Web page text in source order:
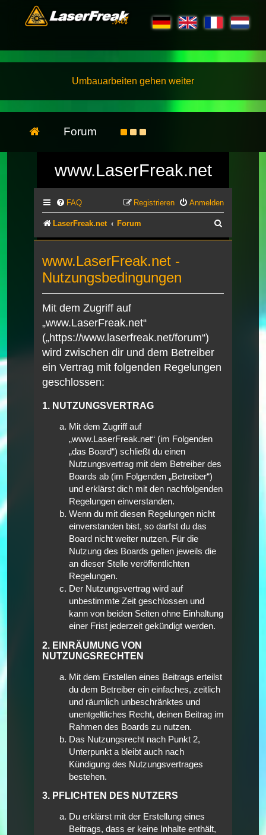
Umbauarbeiten gehen weiter
Forum
www.LaserFreak.net
FAQ Anmelden
Registrieren
LaserFreak.net Forum
www.LaserFreak.net -
Nutzungsbedingungen
Mit dem Zugriff auf
„www.LaserFreak.net“
(„https://www.laserfreak.net/forum“)
wird zwischen dir und dem Betreiber
ein Vertrag mit folgenden Regelungen
geschlossen:
1. NUTZUNGSVERTRAG
Mit dem Zugriff auf
„www.LaserFreak.net“ (im Folgenden
„das Board“) schließt du einen
Nutzungsvertrag mit dem Betreiber des
Boards ab (im Folgenden „Betreiber“)
und erklärst dich mit den nachfolgenden
Regelungen einverstanden.
Wenn du mit diesen Regelungen nicht
einverstanden bist, so darfst du das
Board nicht weiter nutzen. Für die
Nutzung des Boards gelten jeweils die
an dieser Stelle veröffentlichten
Regelungen.
Der Nutzungsvertrag wird auf
unbestimmte Zeit geschlossen und
kann von beiden Seiten ohne Einhaltung
einer Frist jederzeit gekündigt werden.
2. EINRÄUMUNG VON
NUTZUNGSRECHTEN
Mit dem Erstellen eines Beitrags erteilst
du dem Betreiber ein einfaches, zeitlich
und räumlich unbeschränktes und
unentgeltliches Recht, deinen Beitrag im
Rahmen des Boards zu nutzen.
Das Nutzungsrecht nach Punkt 2,
Unterpunkt a bleibt auch nach
Kündigung des Nutzungsvertrages
bestehen.
3. PFLICHTEN DES NUTZERS
Du erklärst mit der Erstellung eines
Beitrags, dass er keine Inhalte enthält,